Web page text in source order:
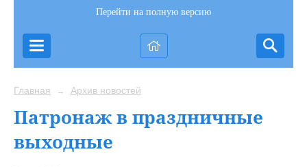
Перейти на полную версию
Главная → Архив новостей
Патронаж в праздничные
выходные